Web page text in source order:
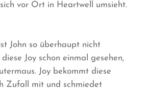
vor Ort in Heartwell umsieht.
John so überhaupt nicht
Joy schon einmal gesehen,
Joy bekommt diese
Zufall mit und schmiedet